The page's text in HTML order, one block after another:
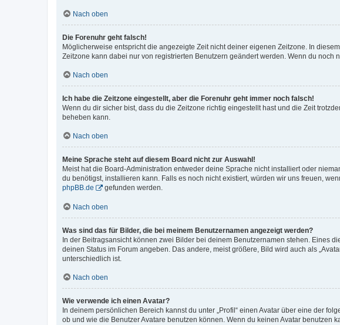
Nach oben
Die Forenuhr geht falsch!
Möglicherweise entspricht die angezeigte Zeit nicht deiner eigenen Zeitzone. In
Zeitzone kann dabei nur von registrierten Benutzern geändert werden. Wenn du noch
Nach oben
Ich habe die Zeitzone eingestellt, aber die Forenuhr geht immer noch falsch!
Wenn du dir sicher bist, dass du die Zeitzone richtig eingestellt hast und die Zeit
beheben kann.
Nach oben
Meine Sprache steht auf diesem Board nicht zur Auswahl!
Meist hat die Board-Administration entweder deine Sprache nicht installiert oder
du benötigst, installieren kann. Falls es noch nicht existiert, würden wir uns freuen,
phpBB.de
gefunden werden.
Nach oben
Was sind das für Bilder, die bei meinem Benutzernamen angezeigt werden?
In der Beitragsansicht können zwei Bilder bei deinem Benutzernamen stehen. Eines
deinen Status im Forum angeben. Das andere, meist größere, Bild wird auch als
unterschiedlich ist.
Nach oben
Wie verwende ich einen Avatar?
In deinem persönlichen Bereich kannst du unter „Profil“ einen Avatar über eine der
ob und wie die Benutzer Avatare benutzen können. Wenn du keinen Avatar benutzen